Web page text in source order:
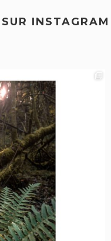
INSTAGRAM